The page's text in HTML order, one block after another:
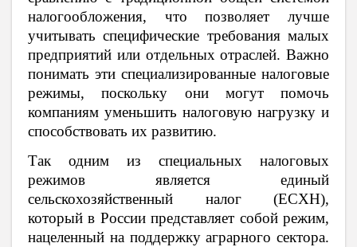
налогообложения, что позволяет лучше
учитывать специфические требования малых
предприятий или отдельных отраслей. Важно
понимать эти специализированные налоговые
режимы, поскольку они могут помочь
компаниям уменьшить налоговую нагрузку и
способствовать их развитию.
Так одним из специальных налоговых
режимов является единый
сельскохозяйственный налог (ЕСХН),
который в России представляет собой режим,
нацеленный на поддержку аграрного сектора.